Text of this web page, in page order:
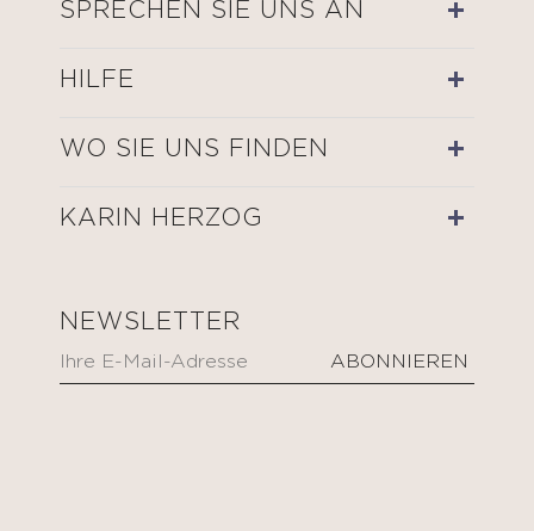
SPRECHEN SIE UNS AN
HILFE
WO SIE UNS FINDEN
KARIN HERZOG
NEWSLETTER